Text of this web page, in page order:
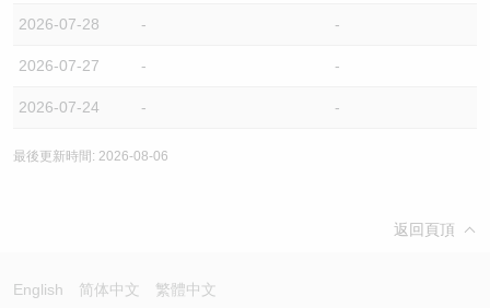
2026-07-28 - -
2026-07-27 - -
2026-07-24 - -
最後更新時間: 2026-08-06
返回頁頂
English 简体中文 繁體中文